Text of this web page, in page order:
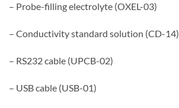
– Probe-filling electrolyte (OXEL-03)
– Conductivity standard solution (CD-14)
– RS232 cable (UPCB-02)
– USB cable (USB-01)